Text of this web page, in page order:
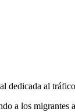
dedicada al
a los migrantes